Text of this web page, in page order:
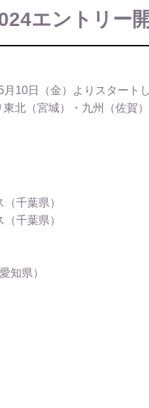
エントリー
10日（金）よりスタートし
北（宮城）・九州（佐賀
千葉県）
千葉県）
知県）